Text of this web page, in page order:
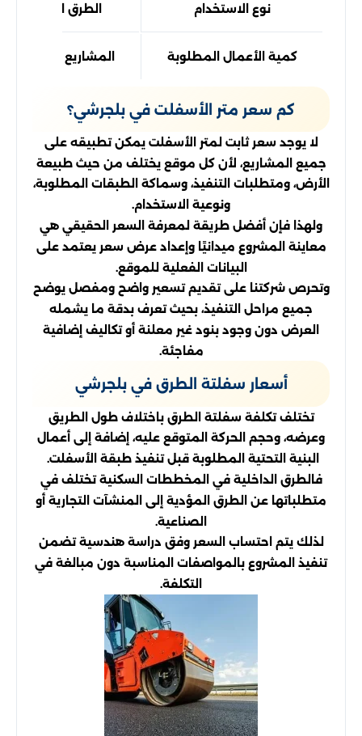
نوع الاستخدام الطرق الرئيسية
كمية الأعمال المطلوبة المشاريع الكبيرة
كم سعر متر الأسفلت في بلجرشي؟
لا يوجد سعر ثابت لمتر الأسفلت يمكن تطبيقه على
جميع المشاريع، لأن كل موقع يختلف من حيث طبيعة
الأرض، ومتطلبات التنفيذ، وسماكة الطبقات المطلوبة،
ونوعية الاستخدام.
ولهذا فإن أفضل طريقة لمعرفة السعر الحقيقي هي
معاينة المشروع ميدانيًا وإعداد عرض سعر يعتمد على
البيانات الفعلية للموقع.
وتحرص شركتنا على تقديم تسعير واضح ومفصل يوضح
جميع مراحل التنفيذ، بحيث تعرف بدقة ما يشمله
العرض دون وجود بنود غير معلنة أو تكاليف إضافية
مفاجئة.
أسعار سفلتة الطرق في بلجرشي
تختلف تكلفة سفلتة الطرق باختلاف طول الطريق
وعرضه، وحجم الحركة المتوقع عليه، إضافة إلى أعمال
البنية التحتية المطلوبة قبل تنفيذ طبقة الأسفلت.
فالطرق الداخلية في المخططات السكنية تختلف في
متطلباتها عن الطرق المؤدية إلى المنشآت التجارية أو
الصناعية.
لذلك يتم احتساب السعر وفق دراسة هندسية تضمن
تنفيذ المشروع بالمواصفات المناسبة دون مبالغة في
التكلفة.